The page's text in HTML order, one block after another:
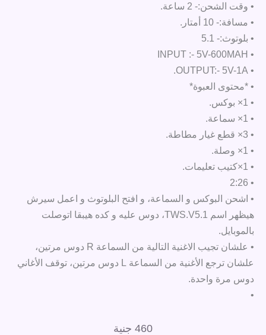
• وقت الشحن:- 2 ساعة.
• مسافة:- 10 أمتار.
• بلوتوث:- 5.1
• INPUT :- 5V-600MAH
• OUTPUT:- 5V-1A.
• *محتوى العبوة*
• 1× بوكس.
• 1× سماعة.
• 3× قطع غيار مطاطة.
• 1× وصلة.
• 1×كتيب تعليمات.
• 2:26
• اشحن البوكس و السماعة، و افتح البلوتوث و اعمل سيرش
هيظهر اسم TWS.V5.1، دوس عليه و كده هيبقا اتوصلت
بالموبايل.
• علشان تجيب الاغنية التالية من السماعة R دوس مرتين،
علشان ترجع الأغنية من السماعة L دوس مرتين، توقف الأغاني
دوس مرة واحدة.
•
460 جنية